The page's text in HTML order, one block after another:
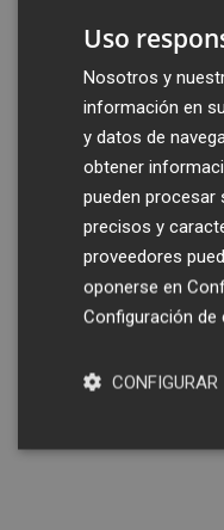
Uso
Nosotros y
información en
y datos de
obtener
pueden procesar
precisos y
proveedores
oponerse en
Configuración de
CONFIGURAR